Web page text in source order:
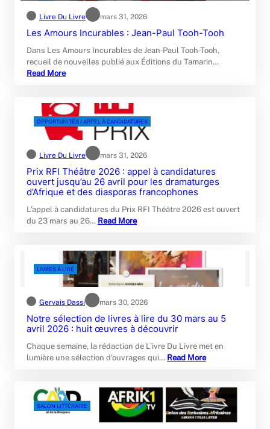
Livre Du Livre mars 31, 2026
Les Amours Incurables : Jean-Paul Tooh-Tooh
Dans Les Amours Incurables de Jean‑Paul Tooh-Tooh,
recueil de nouvelles publié aux Éditions du Tamarin…
Read More
OPPORTUNITÉS / APPEL À CANDIDATURES
Livre Du Livre mars 31, 2026
Prix RFI Théâtre 2026 : appel à candidatures
ouvert jusqu’au 26 avril pour les dramaturges
d’Afrique et des diasporas francophones
L’appel à candidatures du Prix RFI Théâtre 2026 est ouvert
du 23 mars au 26… Read More
LIVRES À LIRE
Gervais Dassi mars 30, 2026
Notre sélection de livres à lire du 30 mars au 5
avril 2026 : huit œuvres à découvrir
Chaque semaine, la rédaction de L’ivre Du Livre met en
lumière une sélection d’ouvrages qui… Read More
SALON LITTÉRAIRE